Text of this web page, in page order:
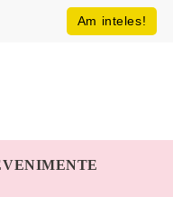
Am inteles!